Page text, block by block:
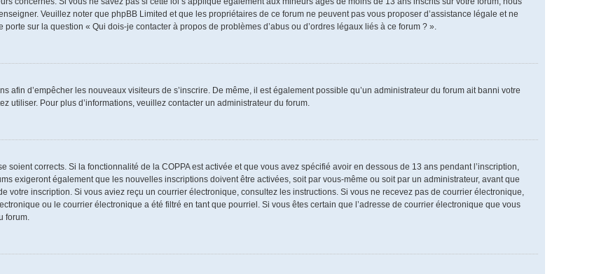
Veuillez noter que phpBB Limited et que les propriétaires de ce forum ne peuvent pas vous proposer d’assistance légale et ne
sur la question « Qui dois-je contacter à propos de problèmes d’abus ou d’ordres légaux liés à ce forum ? ».
afin d’empêcher les nouveaux visiteurs de s’inscrire. De même, il est également possible qu’un administrateur du forum ait banni votre
utiliser. Pour plus d’informations, veuillez contacter un administrateur du forum.
soient corrects. Si la fonctionnalité de la COPPA est activée et que vous avez spécifié avoir en dessous de 13 ans pendant l’inscription,
exigeront également que les nouvelles inscriptions doivent être activées, soit par vous-même ou soit par un administrateur, avant que
votre inscription. Si vous aviez reçu un courrier électronique, consultez les instructions. Si vous ne recevez pas de courrier électronique,
ou le courrier électronique a été filtré en tant que pourriel. Si vous êtes certain que l’adresse de courrier électronique que vous
forum.